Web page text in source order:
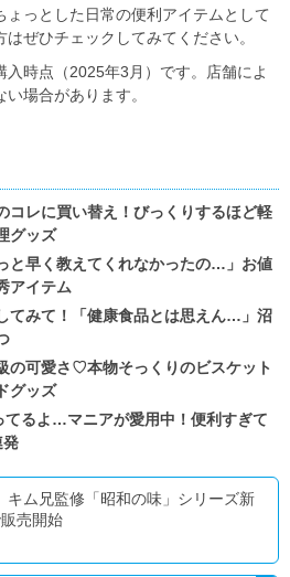
っとした日常の便利アイテムとして
ぜひチェックしてみてください。
時点（2025年3月）です。店舗によ
場合があります。
レに買い替え！びっくりするほど軽
グッズ
と早く教えてくれなかったの…」お値
アイテム
てみて！「健康食品とは思えん…」沼
の可愛さ♡本物そっくりのビスケット
グッズ
てるよ…マニアが愛用中！便利すぎて
発
キム兄監修「昭和の味」シリーズ新
売開始